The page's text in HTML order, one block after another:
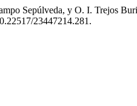
Sepúlveda, y O. I. Trejos
23447214.281.